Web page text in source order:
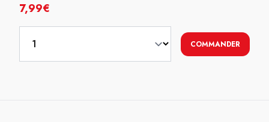
7,99€
COMMANDER